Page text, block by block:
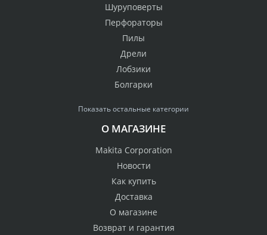
Шуруповерты
Перфораторы
Пилы
Дрели
Лобзики
Болгарки
Показать остальные категории
О МАГАЗИНЕ
Makita Corporation
Новости
Как купить
Доставка
О магазине
Возврат и гарантия